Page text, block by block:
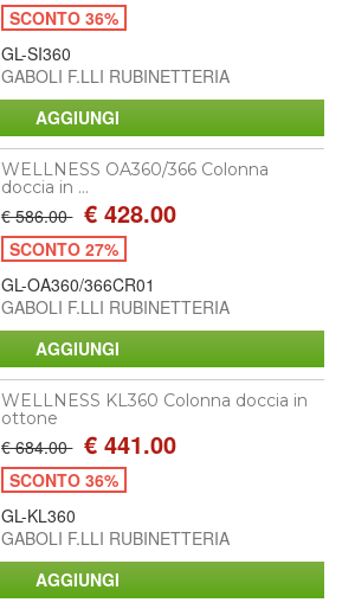
SCONTO 36%
GL-SI360
GABOLI F.LLI RUBINETTERIA
WELLNESS OA360/366 Colonna
doccia in ...
€ 586.00 € 428.00
SCONTO 27%
GL-OA360/366CR01
GABOLI F.LLI RUBINETTERIA
WELLNESS KL360 Colonna doccia in
ottone
€ 684.00 € 441.00
SCONTO 36%
GL-KL360
GABOLI F.LLI RUBINETTERIA